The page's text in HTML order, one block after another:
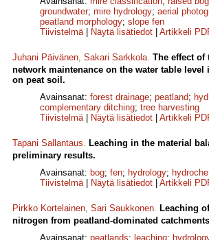
groundwater; mire hydrology; aerial
peatland morphology; slope fen
Tiivistelmä| Näytä lisätiedot Artikkeli
Juhani Päivänen, Sakari Sarkkola. The effect
network maintenance on the water table level
on peat soil.
Avainsanat: forest drainage; peatland;
complementary ditching; tree harvesting
Tiivistelmä| Näytä lisätiedot Artikkeli
Tapani Sallantaus. Leaching in the material
preliminary results.
Avainsanat: bog; fen; hydrology;
Tiivistelmä| Näytä lisätiedot Artikkeli
Pirkko Kortelainen, Sari Saukkonen. Leaching
nitrogen from peatland-dominated
Avainsanat: peatlands; leaching;